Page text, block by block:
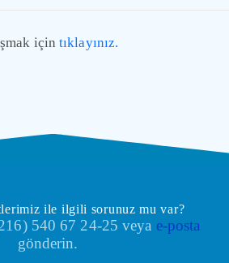
içintıklayınız.
ile ilgili sorunuz mu var?
540 67 24-25 veya e-posta
gönderin.